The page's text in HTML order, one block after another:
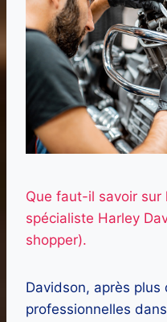
Que faut-il savoir
spécialiste Harley
shopper).
Davidson, après plus
professionnelles